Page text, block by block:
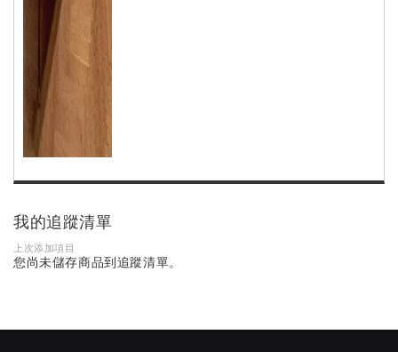
我的追蹤清單
上次添加項目
您尚未儲存商品到追蹤清單。